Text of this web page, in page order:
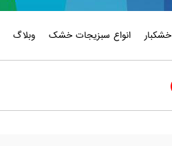
انواع سبزیجات خشک وبلاگ